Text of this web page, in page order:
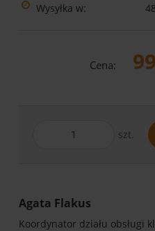
Wysyłka w:
Cena:
szt.
Agata Flakus
Koordynator działu obsługi